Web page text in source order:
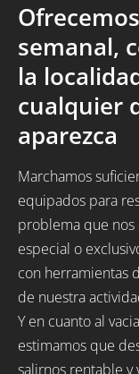
semanal,
la
cualquier
aparezca
Marchamos
equipados para
problema que
especial o
con herramientas
de nuestra
Y en cuanto al
estimamos que
salirnos rentable y